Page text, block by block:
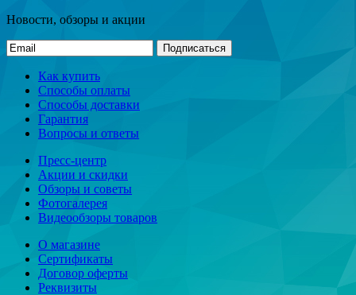
Новости, обзоры и акции
Подписаться
Как купить
Способы оплаты
Способы доставки
Гарантия
Вопросы и ответы
Пресс-центр
Акции и скидки
Обзоры и советы
Фотогалерея
Видеообзоры товаров
О магазине
Сертификаты
Договор оферты
Реквизиты